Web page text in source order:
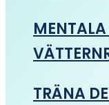
MENTALA
TRÄNA